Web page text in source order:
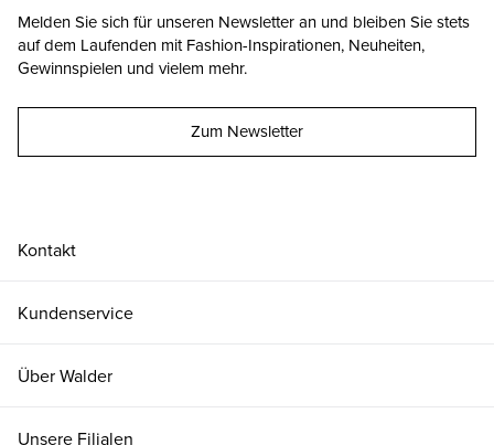
Kontakt
Kundenservice
Über Walder
Unsere Filialen
Melden Sie sich für unseren Newsletter an und bleiben Sie stets
auf dem Laufenden mit Fashion-Inspirationen, Neuheiten,
Gewinnspielen und vielem mehr.
Zum Newsletter